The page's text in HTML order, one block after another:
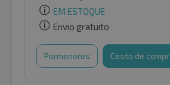
EM ESTOQUE
Envio gratuito
Pormenores Cesto de